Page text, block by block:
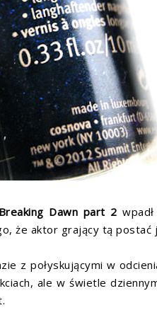
Breaking Dawn part 2
że aktor grający tą postać
z połyskującymi w
ale w świetle